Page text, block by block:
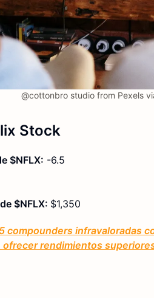
@cottonbro studio from Pexels
Stock
$NFLX: -6.5
$NFLX: $1,350
infravaloradas
rendimientos